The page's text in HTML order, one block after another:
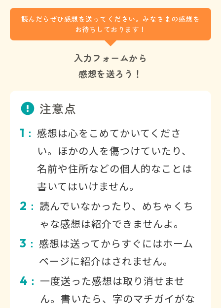
読んだらぜひ感想を送ってください。みなさまの感想を
お待ちしております！
入力フォームから
感想を送ろう！
注意点
1 ： 感想は心をこめてかいてくださ
い。ほかの人を傷つけていたり、
名前や住所などの個人的なことは
書いてはいけません。
2 ： 読んでいなかったり、めちゃくち
ゃな感想は紹介できませんよ。
3 ： 感想は送ってからすぐにはホーム
ページに紹介はされません。
4 ： 一度送った感想は取り消せませ
ん。書いたら、字のマチガイがな